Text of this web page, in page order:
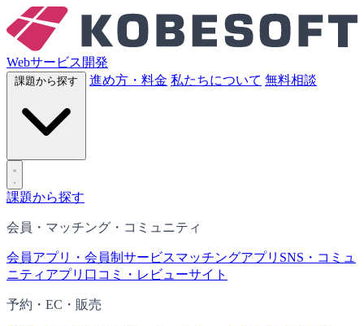
Webサービス開発
進め方・料金 私たちについて 無料相談
課題から探す
会員・マッチング・コミュニティ
会員アプリ・会員制サービスマッチングアプリ SNS・コミュ
ニティアプリ 口コミ・レビューサイト
予約・EC・販売